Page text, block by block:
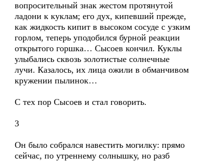
вопросительный знак жестом протянутой
ладони к куклам; его дух, кипевший прежде,
как жидкость кипит в высоком сосуде с узким
горлом, теперь уподобился бурной реакции
открытого горшка… Сысоев кончил. Куклы
улыбались сквозь золотистые солнечные
лучи. Казалось, их лица ожили в обманчивом
кружении пылинок…
С тех пор Сысоев и стал говорить.
3
Он было собрался навестить могилку: прямо
сейчас, по утреннему солнышку, но разб